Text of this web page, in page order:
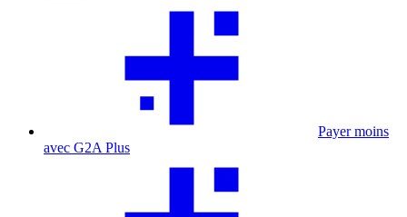
Payer moins
avec G2A Plus